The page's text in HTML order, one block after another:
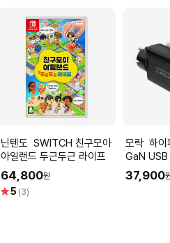
닌텐도 SWITCH 친구모아
아일랜드 두근두근 라이프
64,800원
별5 (3)
모락 하이퍼에디션 110W
GaN
티 초고속
37,900